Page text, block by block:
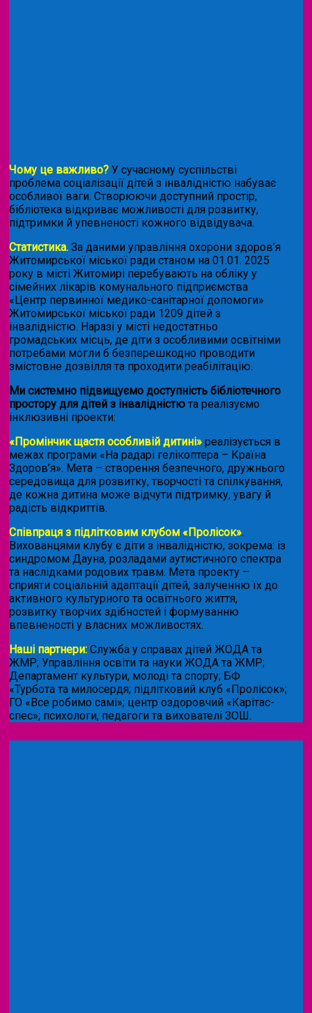
Чому це важливо? У сучасному суспільстві
проблема соціалізації дітей з інвалідністю набуває
особливої ваги. Створюючи доступний простір,
бібліотека відкриває можливості для розвитку,
підтримки й упевненості кожного відвідувача.
Статистика. За даними управління охорони здоров’я
Житомирської міської ради станом на 01.01. 2025
року в місті Житомирі перебувають на обліку у
сімейних лікарів комунального підприємства
«Центр первинної медико-санітарної допомоги»
Житомирської міської ради 1209 дітей з
інвалідністю. Наразі у місті недостатньо
громадських місць, де діти з особливими освітніми
потребами могли б безперешкодно проводити
змістовне дозвілля та проходити реабілітацію.
Ми системно підвищуємо доступність бібліотечного
простору для дітей з інвалідністю та реалізуємо
інклюзивні проекти:
«Промінчик щастя особливій дитині» реалізується в
межах програми «На радарі гелікоптера – Країна
Здоров’я». Мета – створення безпечного, дружнього
середовища для розвитку, творчості та спілкування,
де кожна дитина може відчути підтримку, увагу й
радість відкриттів.
Співпраця з підлітковим клубом «Пролісок».
Вихованцями клубу є діти з інвалідністю, зокрема: із
синдромом Дауна, розладами аутистичного спектра
та наслідками родових травм. Мета проекту –
сприяти соціальній адаптації дітей, залученню їх до
активного культурного та освітнього життя,
розвитку творчих здібностей і формуванню
впевненості у власних можливостях.
Наші партнери: Служба у справах дітей ЖОДА та
ЖМР; Управління освіти та науки ЖОДА та ЖМР;
Департамент культури, молоді та спорту; БФ
«Турбота та милосердя; підлітковий клуб «Пролісок»;
ГО «Все робимо самі»; центр оздоровчий «Карітас-
спес»; психологи, педагоги та вихователі ЗОШ.